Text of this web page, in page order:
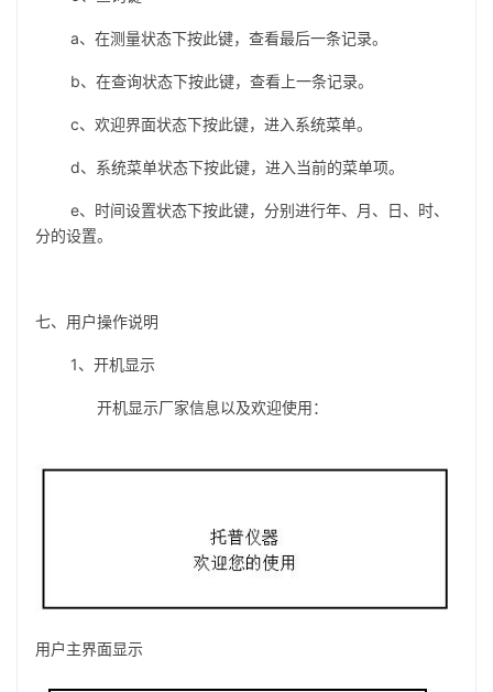
a、在测量状态下按此键，查看最后一条记录。
b、在查询状态下按此键，查看上一条记录。
c、欢迎界面状态下按此键，进入系统菜单。
d、系统菜单状态下按此键，进入当前的菜单项。
e、时间设置状态下按此键，分别进行年、月、日、时、
分的设置。
七、用户操作说明
1、开机显示
开机显示厂家信息以及欢迎使用：
用户主界面显示